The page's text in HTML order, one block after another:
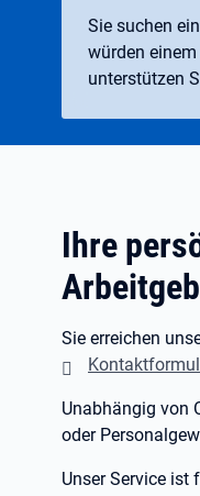
Sie suchen
würden
unterstützen
Ihre
Sie erreichen
Unabhängig von
oder
Unser Service ist